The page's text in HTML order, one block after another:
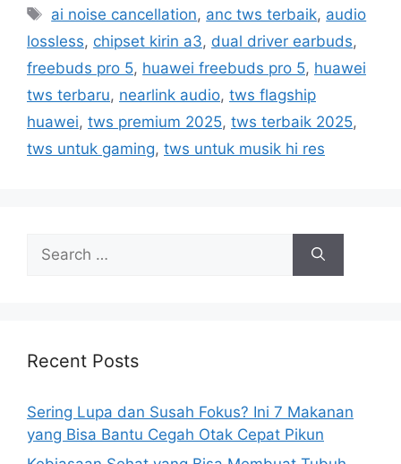
e
g
o
r
s
T
a
s
ai noise cancellation, anc tws terbaik, audio
lossless, chipset kirin a3, dual driver earbuds,
freebuds pro 5, huawei freebuds pro 5, huawei
tws terbaru, nearlink audio, tws flagship
huawei, tws premium 2025, tws terbaik 2025,
tws untuk gaming, tws untuk musik hi res
h
r
:
Recent Posts
Sering Lupa dan Susah Fokus? Ini 7 Makanan
yang Bisa Bantu Cegah Otak Cepat Pikun